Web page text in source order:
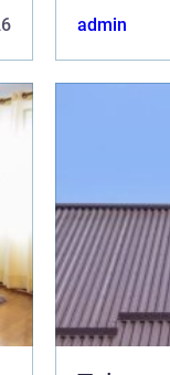
screens
admin